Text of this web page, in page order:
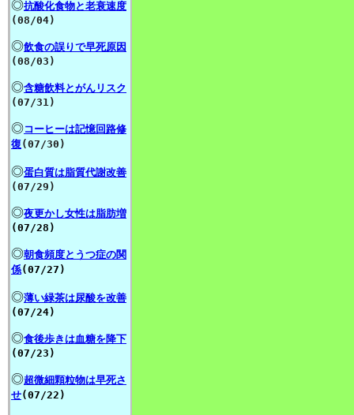
◎抗酸化食物と老衰速度
(08/04)
◎飲食の誤りで早死原因
(08/03)
◎含糖飲料とがんリスク
(07/31)
◎コーヒーは記憶回路修
復(07/30)
◎蛋白質は脂質代謝改善
(07/29)
◎夜更かし女性は脂肪増
(07/28)
◎朝食頻度とうつ症の関
係(07/27)
◎薄い緑茶は尿酸を改善
(07/24)
◎食後歩きは血糖を降下
(07/23)
◎超微細顆粒物は早死さ
せ(07/22)